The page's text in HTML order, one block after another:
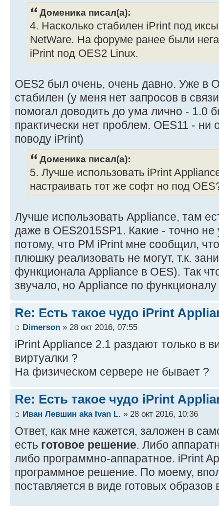
Доменика писал(а):
4. Насколько стабилен iPrint под
NetWare. На форуме ранее были
iPrint под OES2 Linux.
OES2 был очень, очень давно. Уже в
стабилен (у меня нет запросов в
помогал доводить до ума лично - 1.0
практически нет проблем. OES11 - ни
поводу iPrint)
Доменика писал(а):
5. Лучше использовать iPrint
настраивать тот же софт но под
Лучше использовать Appliance, там
даже в OES2015SP1. Какие - точно
потому, что PM iPrint мне сообщил,
плюшку реализовать не могут, т.к.
функционала Appliance в OES). Так
звучало, но Appliance по
Re: Есть такое чудо iPrint
Dimerson » 28 окт 2016, 07:55
iPrint Appliance 2.1 раздают только в
виртуалки ?
На физическом сервере не бывает ?
Re: Есть такое чудо iPrint
Иван Левшин aka Ivan L. » 28 окт 2016, 10:36
Ответ, как мне кажется, заложен в
есть готовое решение. Либо
либо программно-аппаратное. iPrint
программное решение. По моему,
поставляется в виде готовых